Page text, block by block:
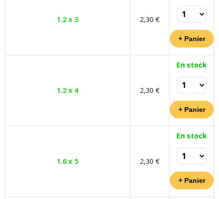
1.2 x 3 2,30 €
1.2 x 4 2,30 €
En stock
1.6 x 5 2,30 €
En stock